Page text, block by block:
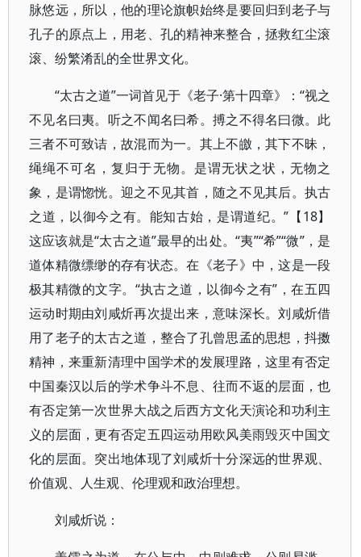
脉悠远，所以，他的理论旗帜始终是要回归到老子与
孔子的原点上，用老、孔的精神来整合，拯救红尘滚
滚、纷繁淆乱的全世界文化。
“太古之道”一词首见于《老子·第十四章》：“视之
不见名曰夷。听之不闻名曰希。搏之不得名曰微。此
三者不可致诘，故混而为一。其上不皦，其下不昧，
绳绳不可名，复归于无物。是谓无状之状，无物之
象，是谓惚恍。迎之不见其首，随之不见其后。执古
之道，以御今之有。能知古始，是谓道纪。”【18】
这应该就是“太古之道”最早的出处。“夷”“希”“微”，是
道体精微缥缈的存有状态。在《老子》中，这是一段
极其精微的文字。“执古之道，以御今之有”，在五四
运动时期由刘咸炘再次提出来，意味深长。刘咸炘借
用了老子的太古之道，整合了孔曾思孟的思想，抖擞
精神，来重新清理中国学术的发展理路，这里有否定
中国秦汉以后的学术争斗不息、往而不返的层面，也
有否定第一次世界大战之后西方文化天演论和功利主
义的层面，更有否定五四运动用欧风美雨毁灭中国文
化的层面。突出地体现了刘咸炘十分深远的世界观、
价值观、人生观、伦理观和政治理想。
刘咸炘说：